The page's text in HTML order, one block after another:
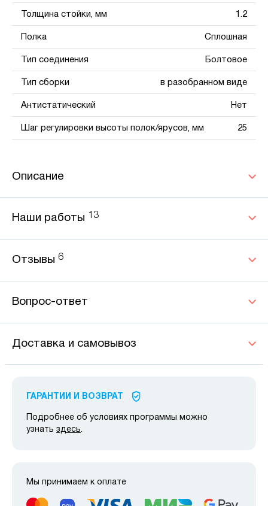
Толщина стойки, мм 1.2
Полка Сплошная
Тип соединения Болтовое
Тип сборки в разобранном виде
Антистатический Нет
Шаг регулировки высоты полок/ярусов, мм 25
Описание
Наши работы 13
Отзывы 6
Вопрос-ответ
Доставка и самовывоз
ГАРАНТИИ И ВОЗВРАТ
Подробнее об условиях программы можно
узнать здесь.
Мы принимаем к оплате